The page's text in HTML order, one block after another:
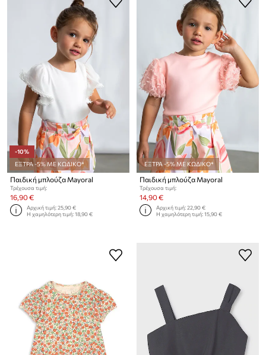
-10%
ΕΞΤΡΑ -5% ΜΕ ΚΩΔΙΚΟ*
Παιδική μπλούζα Mayoral
Τρέχουσα τιμή:
16,90 €
Αρχική τιμή:25,90 €
Η χαμηλότερη τιμή:18,90 €
ΕΞΤΡΑ -5% ΜΕ ΚΩΔΙΚΟ*
Παιδική μπλούζα Mayoral
Τρέχουσα τιμή:
14,90 €
Αρχική τιμή:22,90 €
Η χαμηλότερη τιμή:15,90 €